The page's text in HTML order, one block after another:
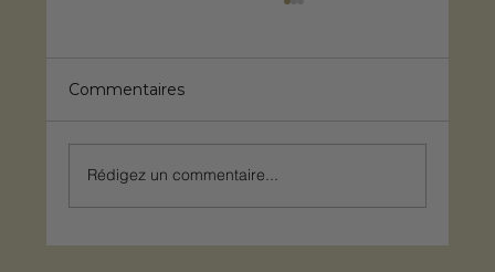
Commentaires
Rédigez un commentaire...